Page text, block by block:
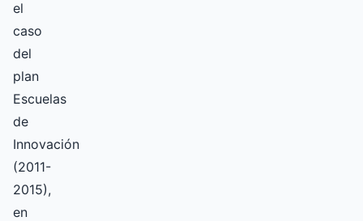
el
caso
del
plan
Escuelas
de
Innovación
(2011-
2015),
en